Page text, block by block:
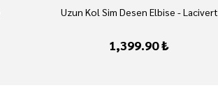
Uzun Kol Sim Desen Elbise - Lacivert
1,399.90 ₺